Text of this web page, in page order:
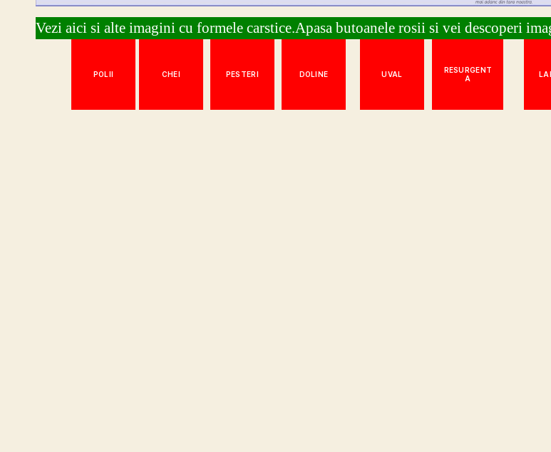
POLII CHEI PESTERI DOLINE UVAL
RESURGENT
A
Vezi aici si alte imagini cu formele carstice.Apasa butoanele rosii si vei descoperi